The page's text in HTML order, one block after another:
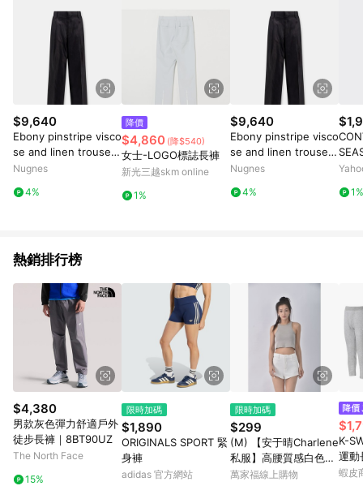
價券等虛擬貨幣折抵 4. 大宗採購或批發轉賣不具回饋資格： 如
有相關事證認定您為大宗採購、批發轉賣而非最終消費使用者，
相關認定以Yahoo購物中心之認定為準
$9,640
Ebony pinstripe visco
se and linen trouser
- TAGLIATORE - gend
Nugnes
4%
降價
$4,860 (降$540)
女士-LOGO標誌長褲
新光三越skm online
1%
$9,640
Ebony pinstripe visco
se and linen trouser
- TAGLIATORE - gend
Nugnes
4%
長褲
1%
熱銷排行榜
$4,380
男款灰色彈力舒適戶外
徒步長褲｜8BT90UZ
The North Face
15%
限時加碼
$1,890
ORIGINALS SPORT 緊
身褲
adidas 官方網站
限時加碼
$299
(M) 【安于晴Charlene
私服】高腰質感白色短
褲二手衣
萬家福線上購物
K-
運動
蝦皮